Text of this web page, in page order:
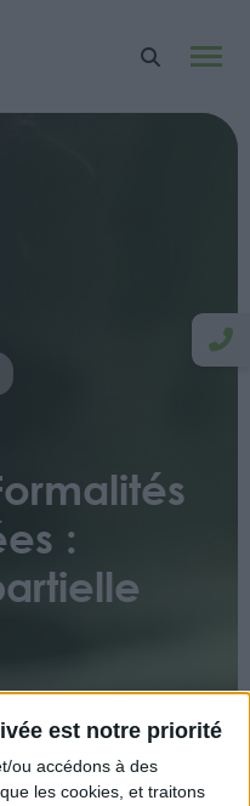
est notre priorité
ou accédons à des
les cookies, et traitons
: